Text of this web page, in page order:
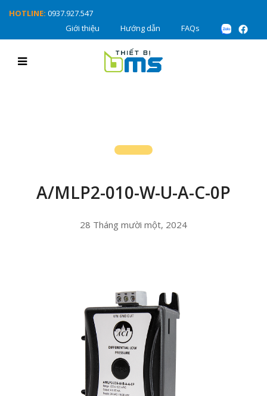
HOTLINE: 0937.927.547
Giới thiệu
Hướng dẫn FAQs
A/MLP2-010-W-U-A-C-0P
28 Tháng mười một, 2024